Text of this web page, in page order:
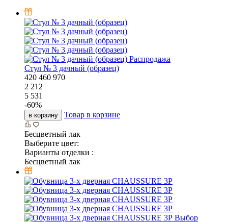
Распродажа
Стул № 3 дачный (образец)
420 460 970
2 212
5 531
-60%
в корзину Товар в корзине
Бесцветный лак
Выберите цвет:
Варианты отделки :
Бесцветный лак
Выбор